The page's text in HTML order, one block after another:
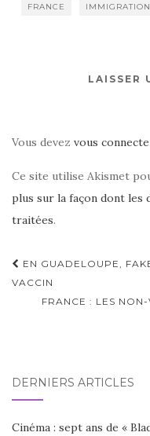
FRANCE IMMIGRATION
LAISSER
Vous devez vous
Ce site utilise Akismet
plus sur la façon dont les
traitées.
Navigation
d'article
EN GUADELOUPE,
VACCIN
FRANCE : LES
DERNIERS ARTICLES
Cinéma : sept ans de «